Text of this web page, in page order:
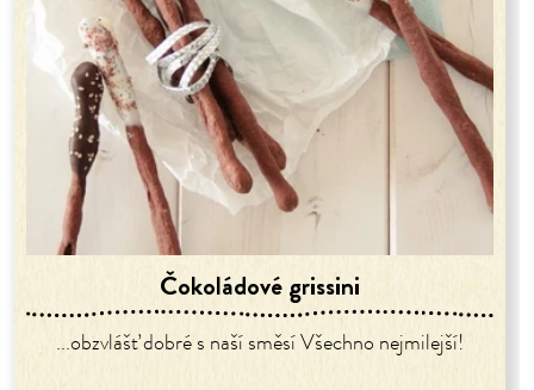
Čokoládové grissini
...obzvlášť dobré s naší směsí Všechno nejmilejší!